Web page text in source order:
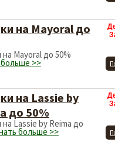
на Mayoral до
Mayoral до 50%
>>
на Lassie by
до 50%
Lassie by Reima до
больше >>